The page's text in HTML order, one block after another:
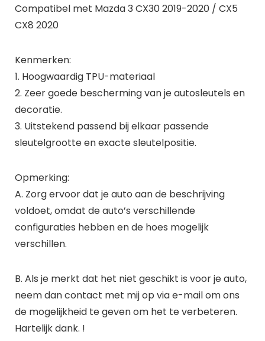
Compatibel met Mazda 3 CX30 2019-2020 / CX5
CX8 2020
Kenmerken:
1. Hoogwaardig TPU-materiaal
2. Zeer goede bescherming van je autosleutels en
decoratie.
3. Uitstekend passend bij elkaar passende
sleutelgrootte en exacte sleutelpositie.
Opmerking:
A. Zorg ervoor dat je auto aan de beschrijving
voldoet, omdat de auto’s verschillende
configuraties hebben en de hoes mogelijk
verschillen.
B. Als je merkt dat het niet geschikt is voor je auto,
neem dan contact met mij op via e-mail om ons
de mogelijkheid te geven om het te verbeteren.
Hartelijk dank. !